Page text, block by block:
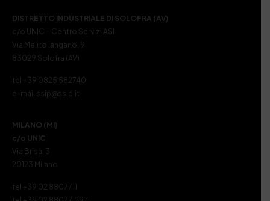
DISTRETTO INDUSTRIALE DI SOLOFRA (AV)
c/o UNIC – Centro Servizi ASI
Via Melito Iangano, 9
83029 Solofra (AV)
tel +39 0825 582740
e-mail ssip@ssip.it
MILANO (MI)
c/o UNIC
Via Brisa, 3
20123 Milano
tel +39 02 8807711